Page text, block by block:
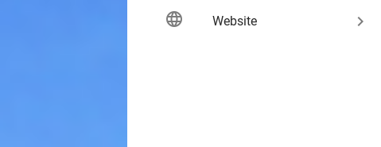
language Website keyboard_arrow_right